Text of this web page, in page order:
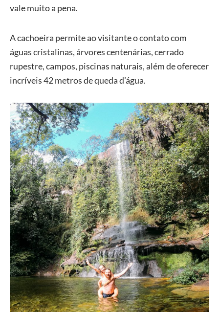
vale muito a pena.
A cachoeira permite ao visitante o contato com
águas cristalinas, árvores centenárias, cerrado
rupestre, campos, piscinas naturais, além de oferecer
incríveis 42 metros de queda d’água.